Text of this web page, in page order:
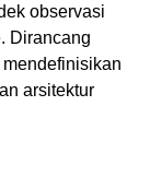
observasi
Dirancang
arsitektur